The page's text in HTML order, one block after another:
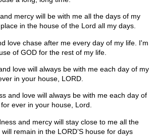
mercy will be with me all the days of my
in the house of the Lord all my days.
love chase after me every day of my life. I'm
of GOD for the rest of my life.
love will always be with me each day of my
in your house, LORD.
and love will always be with me each day of
ever in your house, Lord.
and mercy will stay close to me all the
remain in the LORD’S house for days